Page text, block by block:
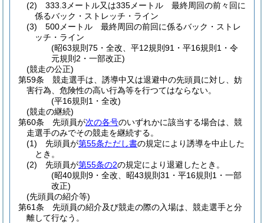
(2)
333.3メートル又は335メートル 最終周回の前々回に
係るバック・ストレッチ・ライン
(3)
500メートル 最終周回の前回に係るバック・ストレ
ッチ・ライン
(昭63規則75・全改、平12規則91・平16規則1・令
元規則2・一部改正)
(競走の公正)
第59条
競走選手は、誘導中又は退避中の先頭員に対し、妨
害行為、危険性の高い行為等を行つてはならない。
(平16規則1・全改)
(競走の継続)
第60条
先頭員が次の各号のいずれかに該当する場合は、競
走選手のみでその競走を継続する。
(1)
先頭員が第55条ただし書の規定により誘導を中止した
とき。
(2)
先頭員が第55条の2の規定により退避したとき。
(昭40規則9・全改、昭43規則31・平16規則1・一部
改正)
(先頭員の紹介等)
第61条
先頭員の紹介及び競走の際の入場は、競走選手と分
離して行なう。